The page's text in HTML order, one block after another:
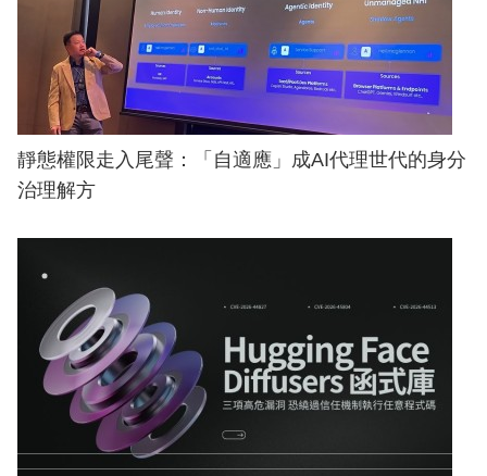
靜態權限走入尾聲：「自適應」成AI代理世代的身分
治理解方